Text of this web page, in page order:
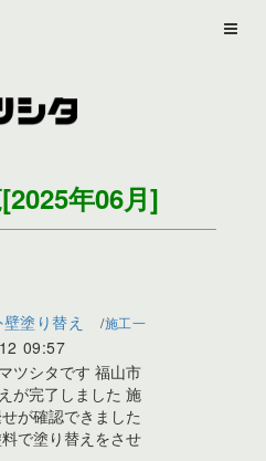
[2025年06月]
塗り替え
施工一
09:57
ツシタです 福山市
が完了しました 施
が確認できました
で塗り替えをさせ